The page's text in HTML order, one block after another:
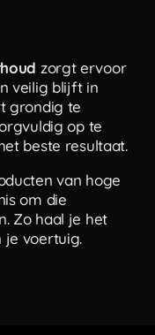
zorgt ervoor
veilig blijft in
grondig te
op te
beste resultaat.
van hoge
om die
Zo haal je het
je voertuig.